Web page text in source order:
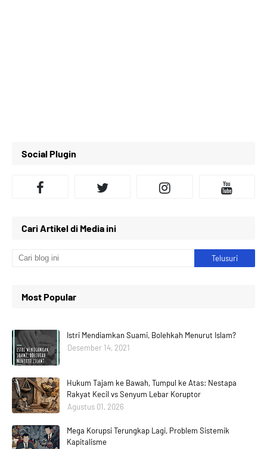
Social Plugin
Cari Artikel di Media ini
Most Popular
Istri Mendiamkan Suami, Bolehkah Menurut Islam?
Desember 14, 2021
Hukum Tajam ke Bawah, Tumpul ke Atas: Nestapa
Rakyat Kecil vs Senyum Lebar Koruptor
Agustus 01, 2026
Mega Korupsi Terungkap Lagi, Problem Sistemik
Kapitalisme